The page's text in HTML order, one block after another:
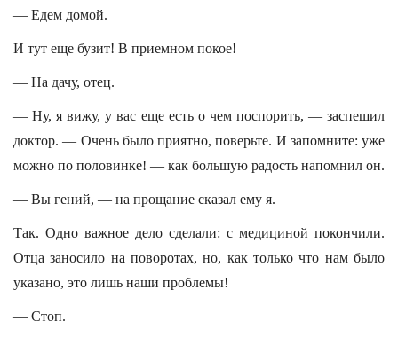
— Едем домой.
И тут еще бузит! В приемном покое!
— На дачу, отец.
— Ну, я вижу, у вас еще есть о чем поспорить, — заспешил
доктор. — Очень было приятно, поверьте. И запомните: уже
можно по половинке! — как большую радость напомнил он.
— Вы гений, — на прощание сказал ему я.
Так. Одно важное дело сделали: с медициной покончили.
Отца заносило на поворотах, но, как только что нам было
указано, это лишь наши проблемы!
— Стоп.